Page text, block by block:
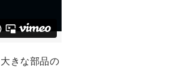
きな部品の